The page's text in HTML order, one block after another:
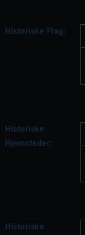
Historiske Flag:
Historiske
Hjemsteder:
Historiske